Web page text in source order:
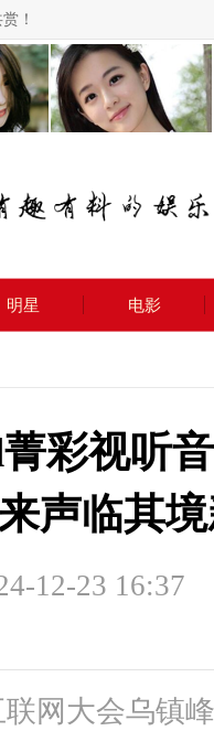
！
明星 电影
彩视听
声临其
12-23 16:37
大会乌镇峰